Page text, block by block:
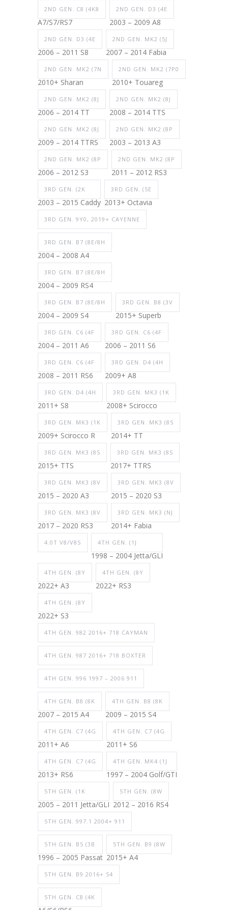
2ND GEN. C8 (4K8
A7/S7/RS7
2ND GEN. D3 (4E
2003 – 2009 A8
2ND GEN. D3 (4E
2006 – 2011 S8
2ND GEN. MK2 (5J
2007 – 2014 Fabia
2ND GEN. MK2 (7N
2010+ Sharan
2ND GEN. MK2 (7P0
2010+ Touareg
2ND GEN. MK2 (8J
2006 – 2014 TT
2ND GEN. MK2 (8J
2008 – 2014 TTS
2ND GEN. MK2 (8J
2009 – 2014 TTRS
2ND GEN. MK2 (8P
2003 – 2013 A3
2ND GEN. MK2 (8P
2006 – 2012 S3
2ND GEN. MK2 (8P
2011 – 2012 RS3
3RD GEN. (2K
2003 – 2015 Caddy
3RD GEN. (5E
2013+ Octavia
3RD GEN. 9Y0, 2019+ CAYENNE
3RD GEN. B7 (8E/8H
2004 – 2008 A4
3RD GEN. B7 (8E/8H
2004 – 2009 RS4
3RD GEN. B7 (8E/8H
2004 – 2009 S4
3RD GEN. B8 (3V
2015+ Superb
3RD GEN. C6 (4F
2004 – 2011 A6
3RD GEN. C6 (4F
2006 – 2011 S6
3RD GEN. C6 (4F
2008 – 2011 RS6
3RD GEN. D4 (4H
2009+ A8
3RD GEN. D4 (4H
2011+ S8
3RD GEN. MK3 (1K
2008+ Scirocco
3RD GEN. MK3 (1K
2009+ Scirocco R
3RD GEN. MK3 (8S
2014+ TT
3RD GEN. MK3 (8S
2015+ TTS
3RD GEN. MK3 (8S
2017+ TTRS
3RD GEN. MK3 (8V
2015 – 2020 A3
3RD GEN. MK3 (8V
2015 – 2020 S3
3RD GEN. MK3 (8V
2017 – 2020 RS3
3RD GEN. MK3 (NJ
2014+ Fabia
4.0T V8/V8S 4TH GEN. (1J
1998 – 2004 Jetta/GLI
4TH GEN. (8Y
2022+ A3
4TH GEN. (8Y
2022+ RS3
4TH GEN. (8Y
2022+ S3
4TH GEN. 982 2016+ 718 CAYMAN
4TH GEN. 987 2016+ 718 BOXTER
4TH GEN. 996 1997 – 2006 911
4TH GEN. B8 (8K
2007 – 2015 A4
4TH GEN. B8 (8K
2009 – 2015 S4
4TH GEN. C7 (4G
2011+ A6
4TH GEN. C7 (4G
2011+ S6
4TH GEN. C7 (4G
2013+ RS6
4TH GEN. MK4 (1J
1997 – 2004 Golf/GTI
5TH GEN. (1K
2005 – 2011 Jetta/GLI
5TH GEN. (8W
2012 – 2016 RS4
5TH GEN. 997.1 2004+ 911
5TH GEN. B5 (3B
1996 – 2005 Passat
5TH GEN. B9 (8W
2015+ A4
5TH GEN. B9 2016+ S4
5TH GEN. C8 (4K